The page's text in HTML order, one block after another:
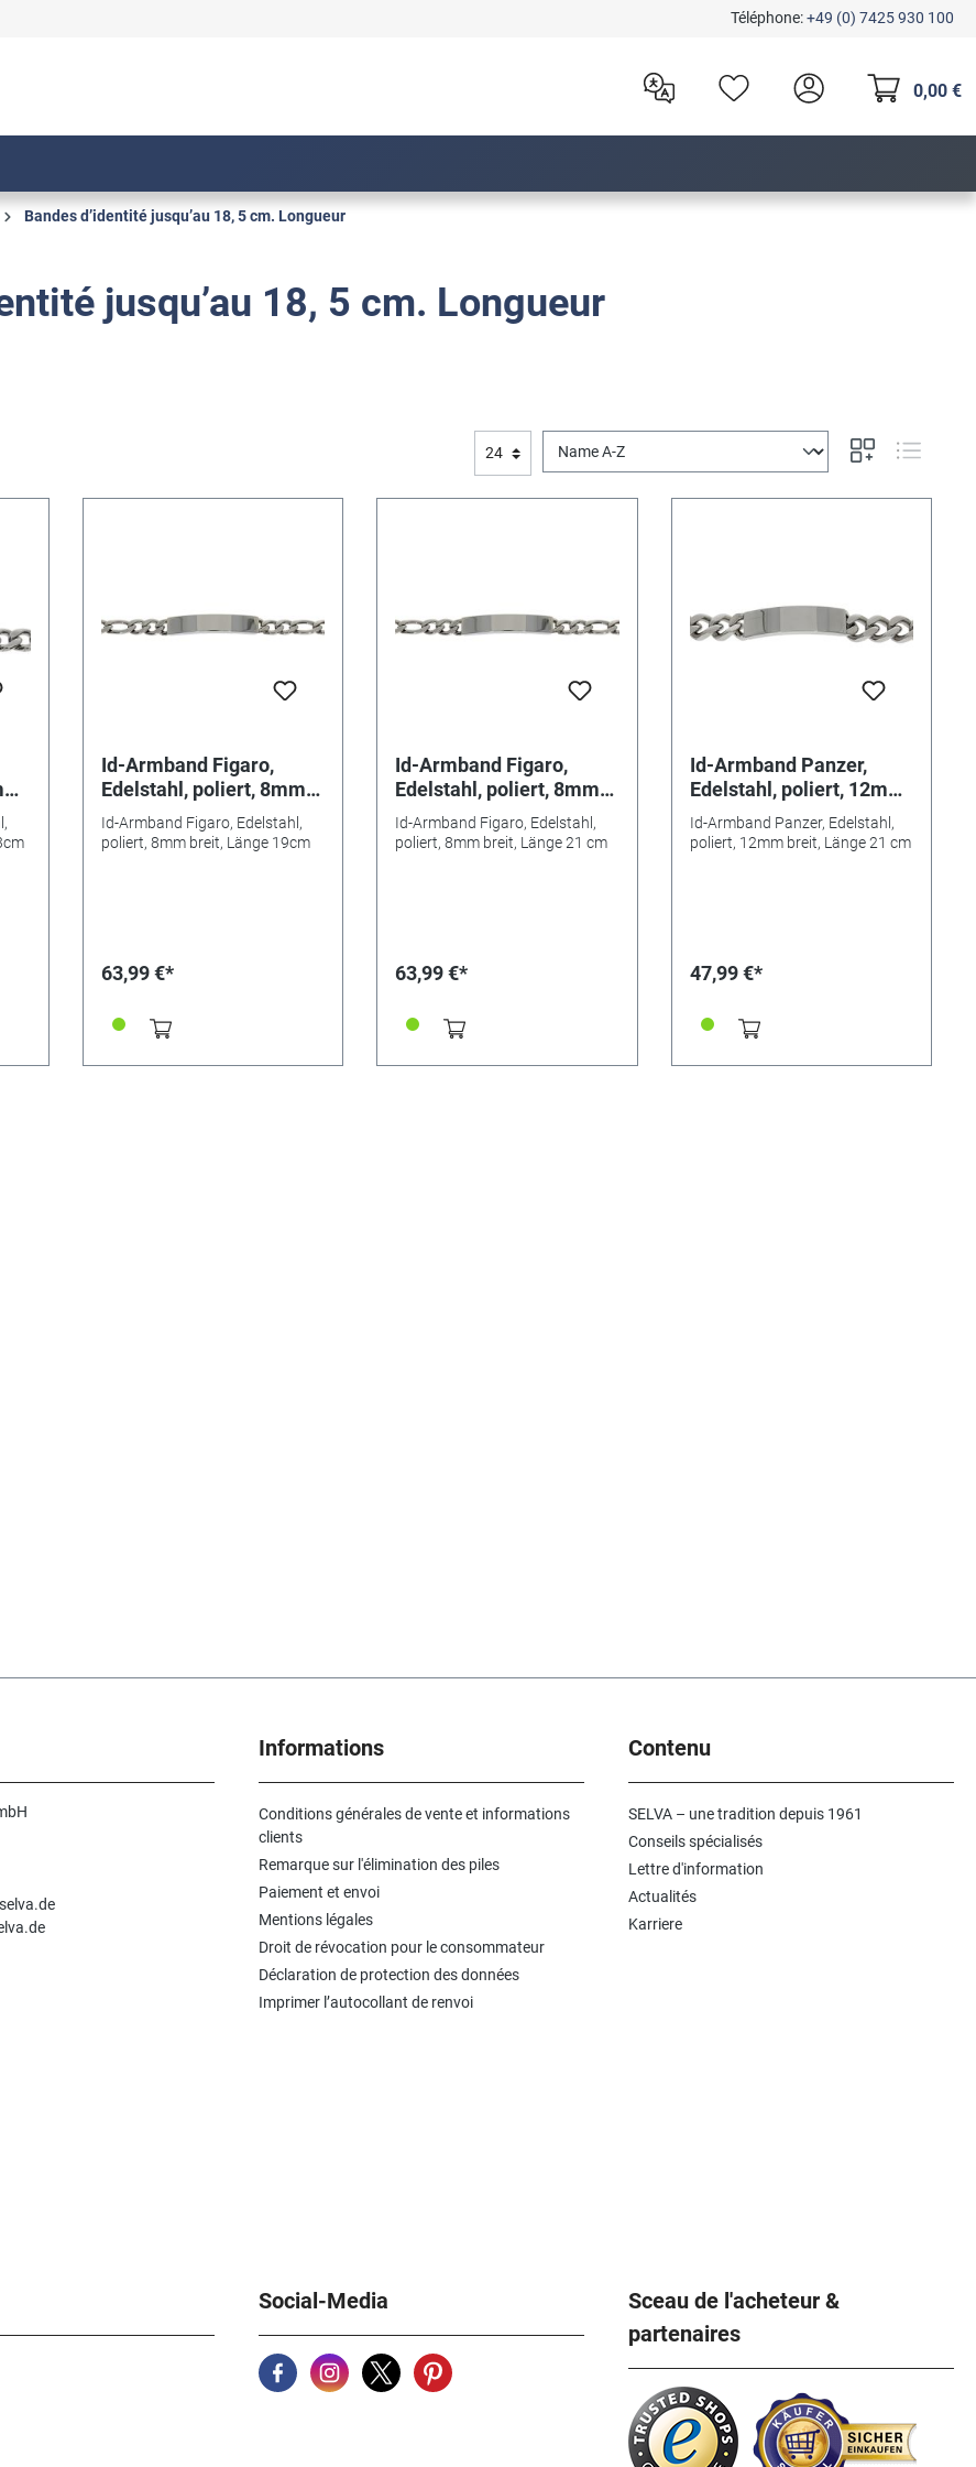
Téléphone:+49 (0) 7425 930 100
0,00 €
Bandes d’identité jusqu’au 18, 5 cm. Longueur
jusqu’au 18, 5 cm. Longueur
Id-Armband Figaro,
Edelstahl, poliert, 8mm
breit, Länge 19cm
Id-Armband Figaro, Edelstahl,
poliert, 8mm breit, Länge 19cm
63,99 €*
Id-Armband Figaro,
Edelstahl, poliert, 8mm
breit, Länge 21 cm
Id-Armband Figaro, Edelstahl,
poliert, 8mm breit, Länge 21 cm
63,99 €*
Id-Armband Panzer,
Edelstahl, poliert, 12mm
breit, Länge 21 cm
Id-Armband Panzer, Edelstahl,
poliert, 12mm breit, Länge 21 cm
47,99 €*
Informations
Conditions générales de vente et informations
clients
Remarque sur l'élimination des piles
Paiement et envoi
Mentions légales
Droit de révocation pour le consommateur
Déclaration de protection des données
Imprimer l’autocollant de renvoi
Contenu
SELVA – une tradition depuis 1961
Conseils spécialisés
Lettre d'information
Actualités
Karriere
Social-Media
Sceau de l'acheteur &
partenaires